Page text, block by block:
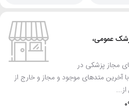
عمومی،
مجاز پزشکی در
آخرین متدهای موجود و مجاز و خارج از